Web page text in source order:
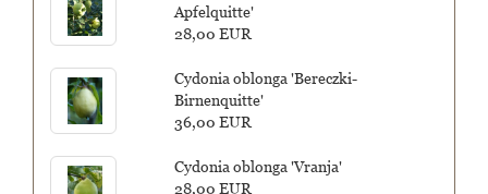
Apfelquitte'
28,00 EUR
Cydonia oblonga 'Bereczki-
Birnenquitte'
36,00 EUR
Cydonia oblonga 'Vranja'
28,00 EUR